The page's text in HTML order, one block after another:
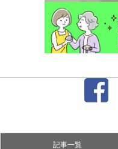
記事一覧